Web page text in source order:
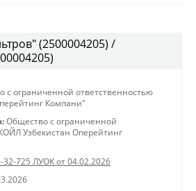
(2500004205) /
с ограниченной ответственностью
Компани"
Общество с ограниченной
Узбекистан Оперейтинг
32-725 ЛУОК от 04.02.2026